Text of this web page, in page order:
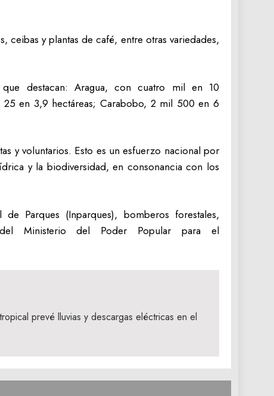
ceibas y plantas de café, entre otras variedades,
destacan: Aragua, con cuatro mil en 10
25 en 3,9 hectáreas; Carabobo, 2 mil 500 en 6
y voluntarios. Esto es un esfuerzo nacional por
y la biodiversidad, en consonancia con los
Parques (Inparques), bomberos forestales,
del Ministerio del Poder Popular para el
prevé lluvias y descargas eléctricas en el